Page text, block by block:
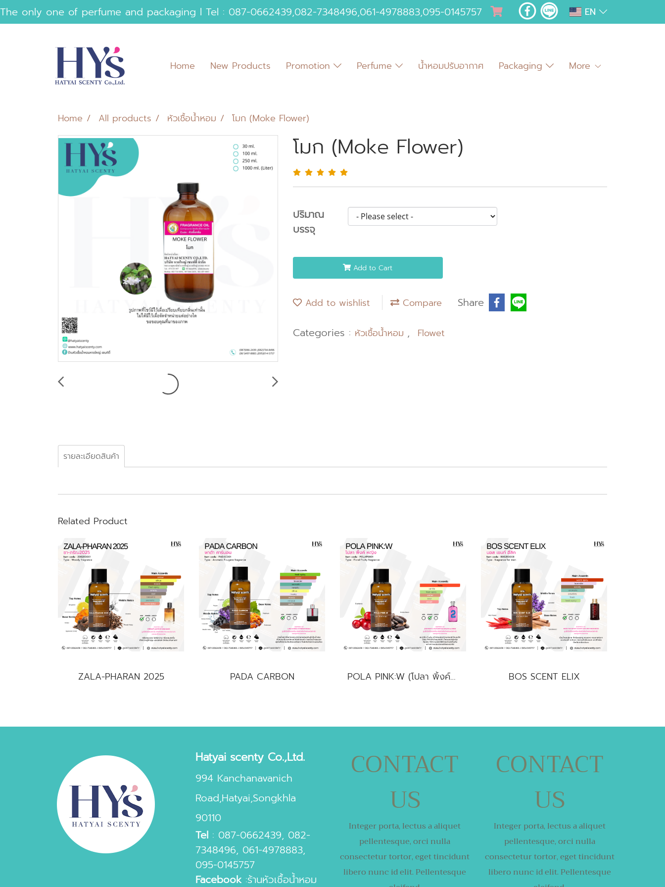
only one of perfume and packaging l Tel : 087-0662439,082-7348496,061-4978883,095-0145757 EN
Home New Products Promotion Perfume น้ำหอมปรับอากาศ Packaging More
Home All products หัวเชื้อน้ำหอม โมก (Moke Flower)
โมก (Moke Flower)
ปริมาณ
บรรจุ
Add to Cart
Add to wishlist Compare Share
Categories : หัวเชื้อน้ำหอม , Flowet
รายละเอียดสินค้า
Related Product
ZALA-PHARAN 2025 PADA CARBON POLA PINK:W (โปลา พิ้งค์ หญิง) BOS SCENT ELIX
Hatyai scenty Co.,Ltd.
994 Kanchanavanich
Road,Hatyai,Songkhla
90110
Tel: 087-0662439, 082-
7348496, 061-4978883,
095-0145757
Facebook:ร้านหัวเชื้อน้ำหอม
CONTACT
US
Integer porta, lectus a aliquet
pellentesque,orci nulla
consectetur tortor,eget tincidunt
libero nunc id elit. Pellentesque
CONTACT
US
Integer porta, lectus a aliquet
pellentesque,orci nulla
consectetur tortor,eget tincidunt
libero nunc id elit. Pellentesque